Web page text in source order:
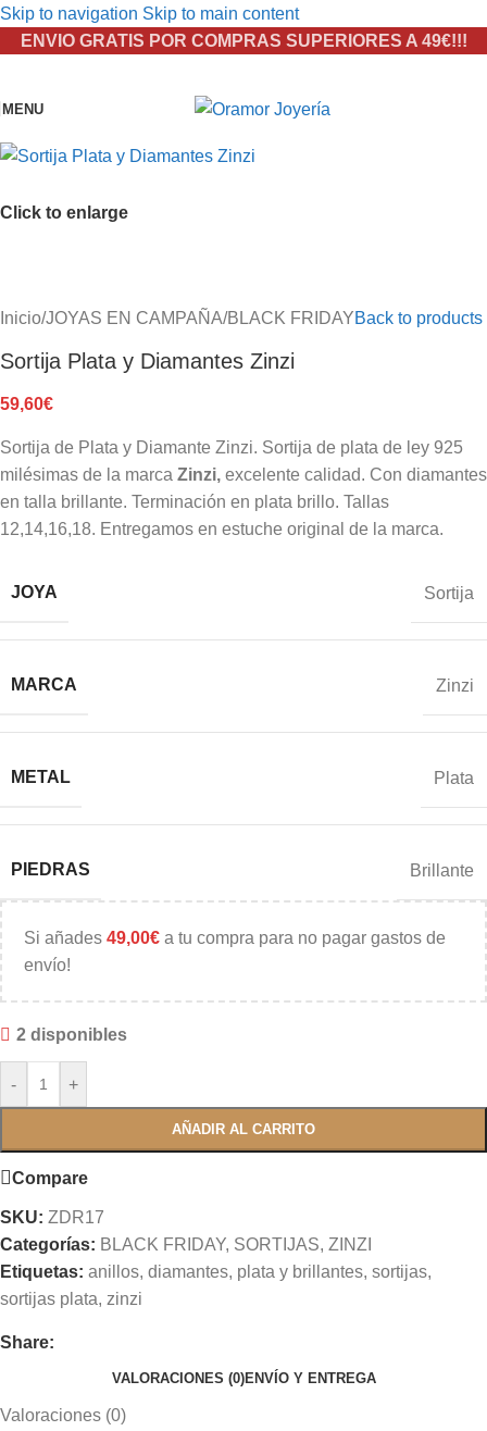
Skip to navigation Skip to main content
ENVIO GRATIS POR COMPRAS SUPERIORES A 49€!!!
MENU
Click to enlarge
Inicio/JOYAS EN CAMPAÑA/BLACK FRIDAYBack to products
Sortija Plata y Diamantes Zinzi
59,60€
Sortija de Plata y Diamante Zinzi. Sortija de plata de ley 925
milésimas de la marca Zinzi, excelente calidad. Con diamantes
en talla brillante. Terminación en plata brillo. Tallas
12,14,16,18. Entregamos en estuche original de la marca.
JOYA Sortija
MARCA Zinzi
METAL Plata
PIEDRAS Brillante
Si añades 49,00€ a tu compra para no pagar gastos de
envío!
2 disponibles
- +
AÑADIR AL CARRITO
Compare
SKU: ZDR17
Categorías: BLACK FRIDAY, SORTIJAS, ZINZI
Etiquetas: anillos, diamantes, plata y brillantes, sortijas,
sortijas plata, zinzi
Share:
VALORACIONES (0)ENVÍO Y ENTREGA
Valoraciones (0)